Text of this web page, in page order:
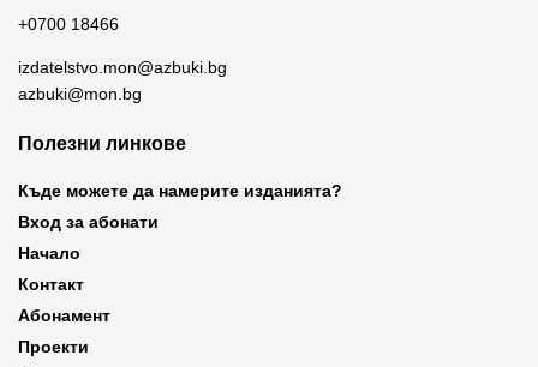
+0700 18466
izdatelstvo.mon@azbuki.bg
azbuki@mon.bg
Полезни линкове
Къде можете да намерите изданията?
Вход за абонати
Начало
Контакт
Абонамент
Проекти